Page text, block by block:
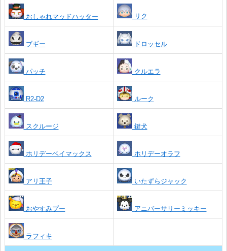
おしゃれマッドハッター リク
ブギー ドロッセル
パッチ クルエラ
R2-D2 ルーク
スクルージ 鍵犬
ホリデーベイマックス ホリデーオラフ
アリ王子 いたずらジャック
おやすみプー アニバーサリーミッキー
ラフィキ